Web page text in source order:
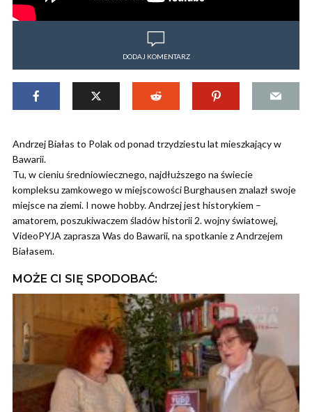
DODAJ KOMENTARZ
Andrzej Białas to Polak od ponad trzydziestu lat mieszkający w
Bawarii.
Tu, w cieniu średniowiecznego, najdłuższego na świecie
kompleksu zamkowego w miejscowości Burghausen znalazł swoje
miejsce na ziemi. I nowe hobby. Andrzej jest historykiem –
amatorem, poszukiwaczem śladów historii 2. wojny światowej,
VideoPYJA zaprasza Was do Bawarii, na spotkanie z Andrzejem
Białasem.
MOŻE CI SIĘ SPODOBAĆ: